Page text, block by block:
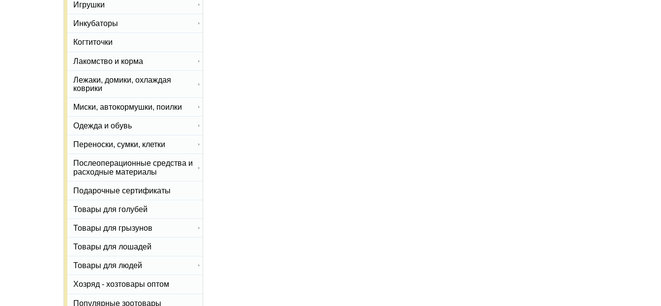
Игрушки
Инкубаторы
Когтиточки
Лакомство и корма
Лежаки, домики, охлаждая
коврики
Миски, автокормушки, поилки
Одежда и обувь
Переноски, сумки, клетки
Послеоперационные средства и
расходные материалы
Подарочные сертификаты
Товары для голубей
Товары для грызунов
Товары для лошадей
Товары для людей
Хозряд - хозтовары оптом
Популярные зоотовары